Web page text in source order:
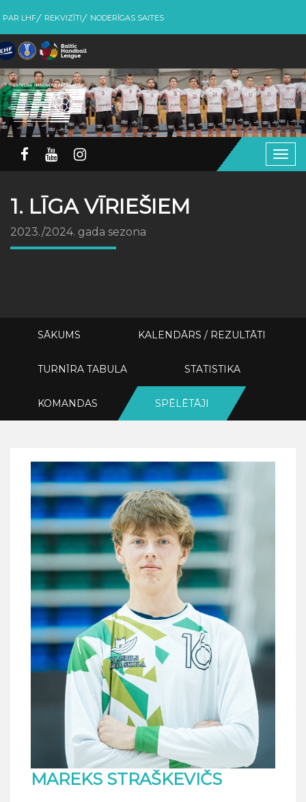
PAR LHF REKVIZĪTI NODERĪGAS SAITES
1. LĪGA VĪRIEŠIEM
2023./2024. gada sezona
SĀKUMS KALENDĀRS / REZULTĀTI
TURNĪRA TABULA STATISTIKA
KOMANDAS SPĒLĒTĀJI
MAREKS STRAŠKEVIČS